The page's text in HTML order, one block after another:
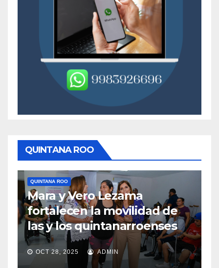
QUINTANA ROO
QUINTANA ROO
Mara y Vero Lezama
fortalecen la movilidad de
las y los quintanarroenses
OCT 28, 2025 ADMIN